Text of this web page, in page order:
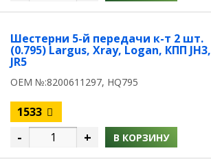
Шестерни 5-й передачи к-т 2 шт.
(0.795) Largus, Xray, Logan, КПП JH3,
JR5
OEM №:8200611297, HQ795
1533
- + В КОРЗИНУ